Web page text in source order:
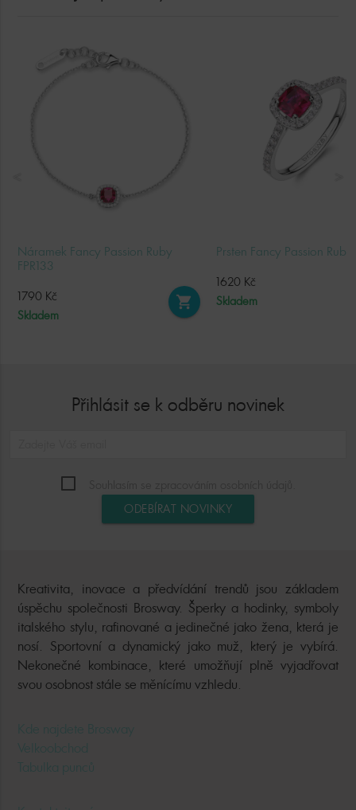
Náramek Fancy Passion Ruby
FPR133
1790 Kč
Skladem
shopping_cart
Prsten Fancy Passion Ruby
1620 Kč
Skladem
Přihlásit se k odběru novinek
ODEBÍRAT NOVINKY
Kreativita, inovace a předvídání trendů jsou základem
úspěchu společnosti Brosway. Šperky a hodinky, symboly
italského stylu, rafinované a jedinečné jako žena, která je
nosí. Sportovní a dynamický jako muž, který je vybírá.
Nekonečné kombinace, které umožňují plně vyjadřovat
svou osobnost stále se měnícímu vzhledu.
Kde najdete Brosway
Velkoobchod
Tabulka punců